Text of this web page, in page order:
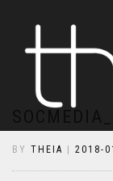
BY THEIA 2018-